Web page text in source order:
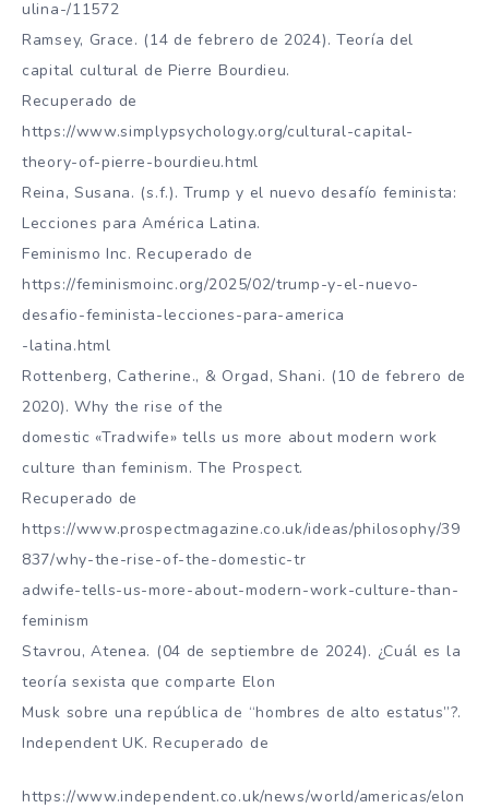
ulina-/11572
Ramsey, Grace. (14 de febrero de 2024). Teoría del
capital cultural de Pierre Bourdieu.
Recuperado de
https://www.simplypsychology.org/cultural-capital-
theory-of-pierre-bourdieu.html
Reina, Susana. (s.f.). Trump y el nuevo desafío feminista:
Lecciones para América Latina.
Feminismo Inc. Recuperado de
https://feminismoinc.org/2025/02/trump-y-el-nuevo-
desafio-feminista-lecciones-para-america
-latina.html
Rottenberg, Catherine., & Orgad, Shani. (10 de febrero de
2020). Why the rise of the
domestic «Tradwife» tells us more about modern work
culture than feminism. The Prospect.
Recuperado de
https://www.prospectmagazine.co.uk/ideas/philosophy/39
837/why-the-rise-of-the-domestic-tr
adwife-tells-us-more-about-modern-work-culture-than-
feminism
Stavrou, Atenea. (04 de septiembre de 2024). ¿Cuál es la
teoría sexista que comparte Elon
Musk sobre una república de “hombres de alto estatus”?.
Independent UK. Recuperado de
https://www.independent.co.uk/news/world/americas/elon